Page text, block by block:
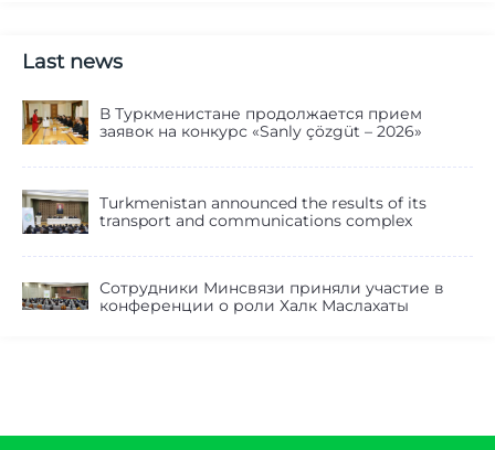
Last news
В Туркменистане продолжается прием
заявок на конкурс «Sanly çözgüt – 2026»
Turkmenistan announced the results of its
transport and communications complex
Сотрудники Минсвязи приняли участие в
конференции о роли Халк Маслахаты